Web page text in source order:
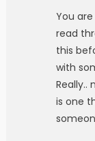
You
read
this
with
Really..
is one